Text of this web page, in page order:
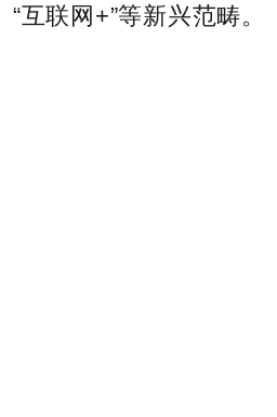
联网+”等新兴范畴。